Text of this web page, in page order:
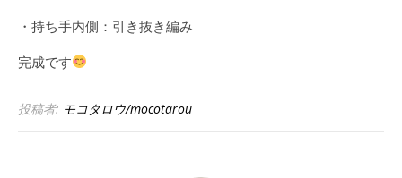
・持ち手内側：引き抜き編み
完成です
投稿者: モコタロウ/mocotarou